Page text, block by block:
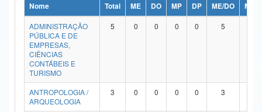
Ministério da Ciência, Tecnologia, Inovações e Comunicações
Ministério do Meio Ambiente
Ministério do Turismo
Ministério do Desenvolvimento Regional
Controladoria-Geral da União
Nome Total ME DO MP DP ME/DO
MP/
ADMINISTRAÇÃO
PÚBLICA E DE
EMPRESAS,
CIÊNCIAS
CONTÁBEIS E
TURISMO
5 0 0 0 0 5
ANTROPOLOGIA /
ARQUEOLOGIA
3 0 0 0 0 3